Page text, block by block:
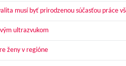
musí byť prirodzenou súčasťou práce
ultrazvukom
ženy v regióne